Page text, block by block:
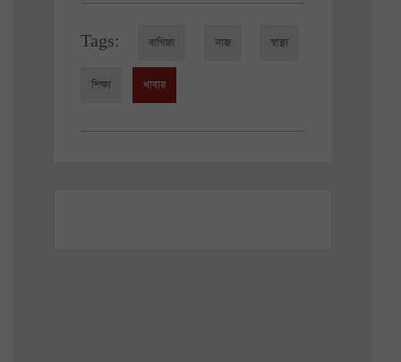
Tags: বাণিজ্য সাজ স্বাস্থ্য
শিক্ষা খাবার